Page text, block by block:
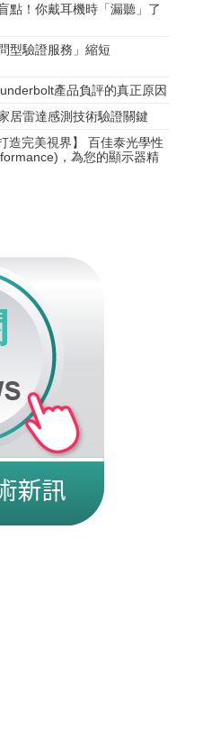
點！你戴耳機時「漏聽」了
型驗證服務」縮短
產品負評的真正原因
居雷達感測技術驗證關鍵
造完美視界】 百佳泰光學性
，為您的顯示器精